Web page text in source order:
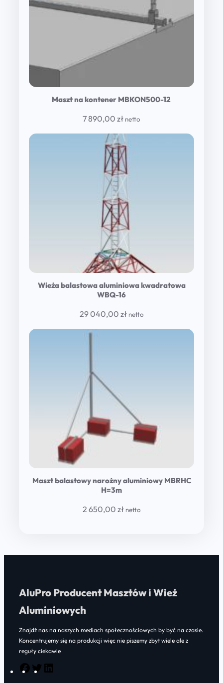
Maszt na kontener MBKON500-12
7 890,00 zł netto
Wieża balastowa aluminiowa kwadratowa
WBQ-16
29 040,00 zł netto
Maszt balastowy narożny aluminiowy MBRHC
H=3m
2 650,00 zł netto
AluPro Producent Masztów i Wież
Aluminiowych
Znajdź nas na naszych mediach społecznościowych by być na czasie.
Koncentrujemy się na produkcji więc nie piszemy zbyt wiele ale z
reguły ciekawie
F
T